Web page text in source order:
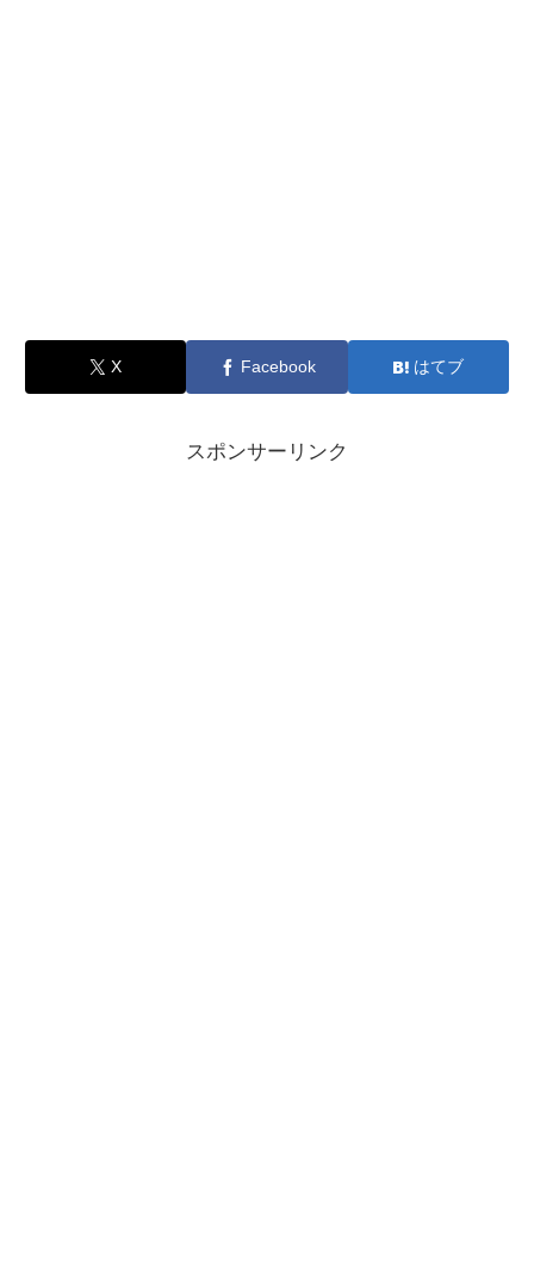
X Facebook はてブ
スポンサーリンク